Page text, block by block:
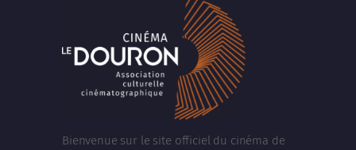
Bienvenue sur le site officiel du cinéma de